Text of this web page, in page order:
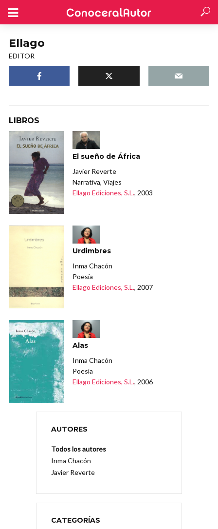
Ellago
EDITOR
LIBROS
El sueño de África
Javier Reverte
Narrativa, Viajes
Ellago Ediciones, S.L., 2003
Urdimbres
Inma Chacón
Poesía
Ellago Ediciones, S.L., 2007
Alas
Inma Chacón
Poesía
Ellago Ediciones, S.L., 2006
AUTORES
Todos los autores
Inma Chacón
Javier Reverte
CATEGORÍAS